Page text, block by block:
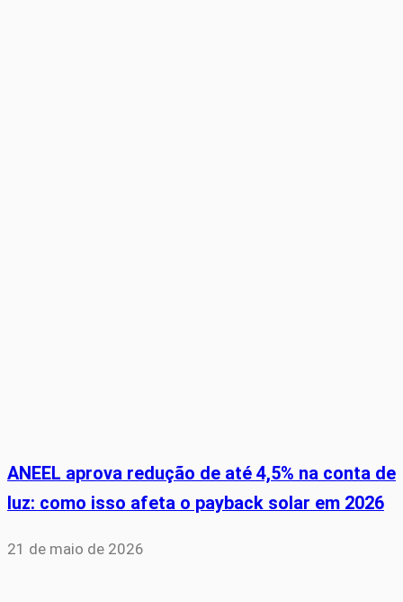
ANEEL aprova redução de até 4,5% na conta de
luz: como isso afeta o payback solar em 2026
21 de maio de 2026